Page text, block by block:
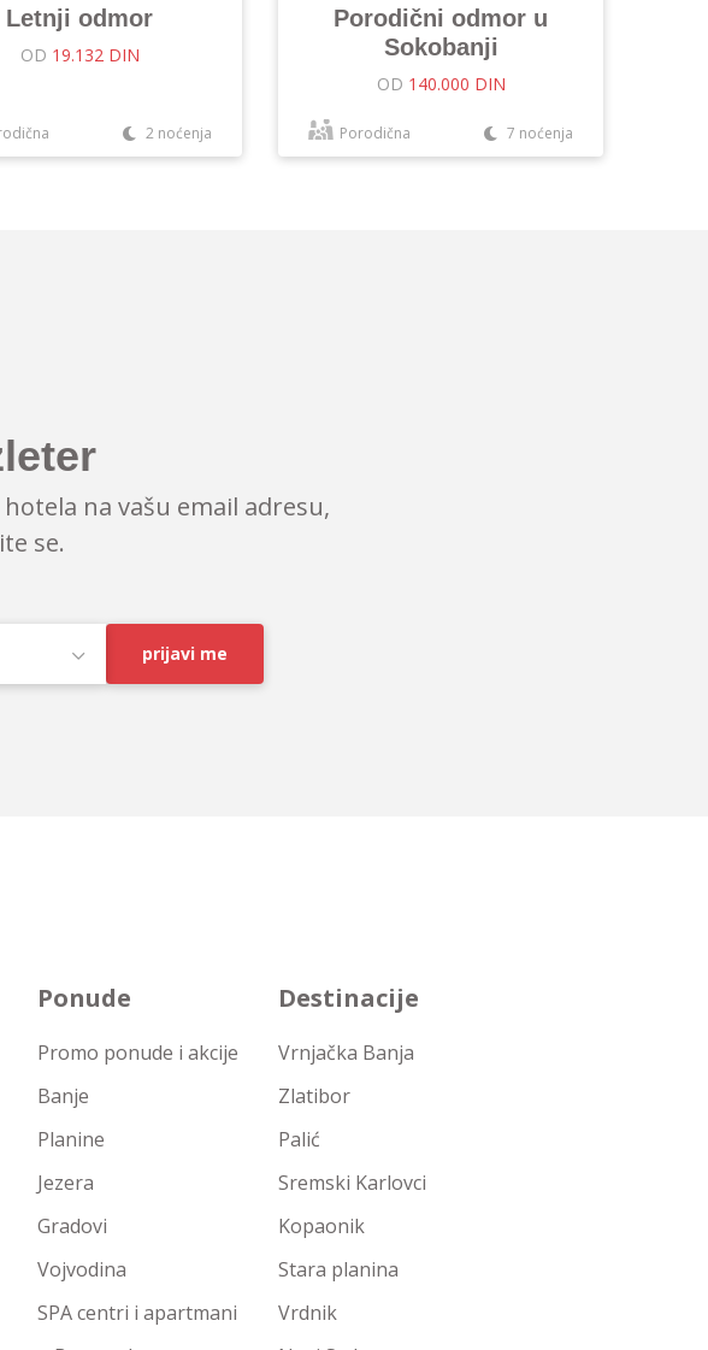
Letnji odmor
OD 19.132 DIN
2 noćenja
Porodični odmor u
Sokobanji
OD 140.000 DIN
Porodična 7 noćenja
na vašu email adresu,
se.
prijavi me
Ponude
Promo ponude i akcije
Banje
Planine
Jezera
Gradovi
Vojvodina
SPA centri i apartmani
Destinacije
Vrnjačka Banja
Zlatibor
Palić
Sremski Karlovci
Kopaonik
Stara planina
Vrdnik